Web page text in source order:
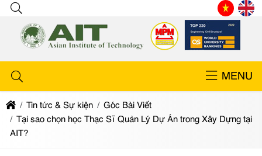
MENU
Tin tức & Sự kiện
Góc Bài Viết
Tại sao chọn học Thạc Sĩ Quản Lý Dự Án trong Xây Dựng tại
AIT?